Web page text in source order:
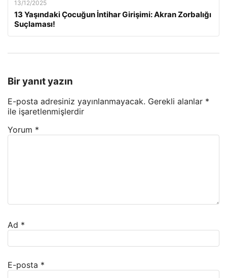
13/12/2025
13 Yaşındaki Çocuğun İntihar Girişimi: Akran Zorbalığı
Suçlaması!
Bir yanıt yazın
E-posta adresiniz yayınlanmayacak. Gerekli alanlar *
ile işaretlenmişlerdir
Yorum *
Ad *
E-posta *